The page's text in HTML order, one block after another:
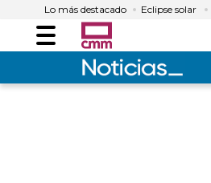
Lo más destacado Eclipse solar
Menú